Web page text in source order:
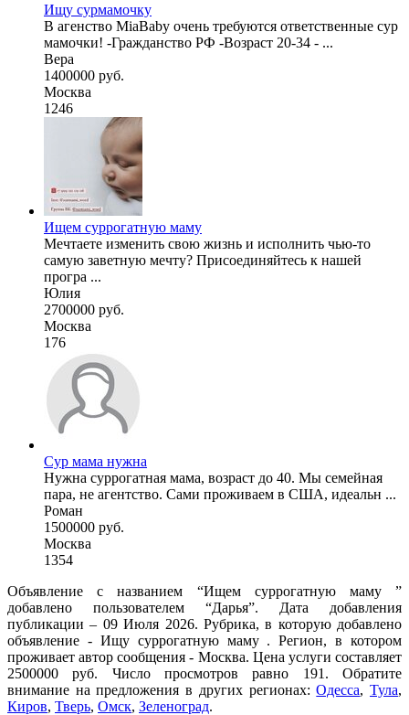
Ищу сурмамочку
В агенство MiaBaby очень требуются ответственные сур
мамочки! -Гражданство РФ -Возраст 20-34 - ...
Вера
1400000 руб.
Москва
1246
Ищем суррогатную маму
Мечтаете изменить свою жизнь и исполнить чью-то
самую заветную мечту? Присоединяйтесь к нашей
програ ...
Юлия
2700000 руб.
Москва
176
Сур мама нужна
Нужна суррогатная мама, возраст до 40. Мы семейная
пара, не агентство. Сами проживаем в США, идеальн ...
Роман
1500000 руб.
Москва
1354
Объявление с названием “Ищем суррогатную маму ”
добавлено пользователем “Дарья”. Дата добавления
публикации – 09 Июля 2026. Рубрика, в которую добавлено
объявление - Ищу суррогатную маму . Регион, в котором
проживает автор сообщения - Москва. Цена услуги составляет
2500000 руб. Число просмотров равно 191. Обратите
внимание на предложения в других регионах:Одесса,Тула,
Киров, Тверь, Омск, Зеленоград.